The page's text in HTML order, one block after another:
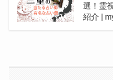
選！霊
紹介 |